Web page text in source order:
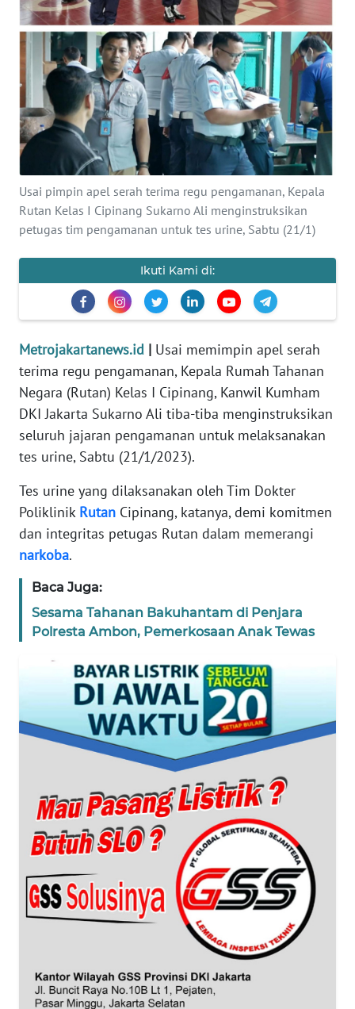
Usai pimpin apel serah terima regu pengamanan, Kepala
Rutan Kelas I Cipinang Sukarno Ali menginstruksikan
petugas tim pengamanan untuk tes urine, Sabtu (21/1)
Ikuti Kami di:
Metrojakartanews.id | Usai memimpin apel serah
terima regu pengamanan, Kepala Rumah Tahanan
Negara (Rutan) Kelas I Cipinang, Kanwil Kumham
DKI Jakarta Sukarno Ali tiba-tiba menginstruksikan
seluruh jajaran pengamanan untuk melaksanakan
tes urine, Sabtu (21/1/2023).
Tes urine yang dilaksanakan oleh Tim Dokter
Poliklinik Rutan Cipinang, katanya, demi komitmen
dan integritas petugas Rutan dalam memerangi
narkoba.
Baca Juga:
Sesama Tahanan Bakuhantam di Penjara
Polresta Ambon, Pemerkosaan Anak Tewas
KONTAK
KAMI
INFO
IKLAN
TENTANG
PEDOMAN
MEDIA
SIBER
KARIR
DISCLAIMER
Wahana
News
Regional
SUMUT
WN
JAKARTA
WN
JABAR
NTT
PAPUA
WN
PAPUA
BARAT
RIAU